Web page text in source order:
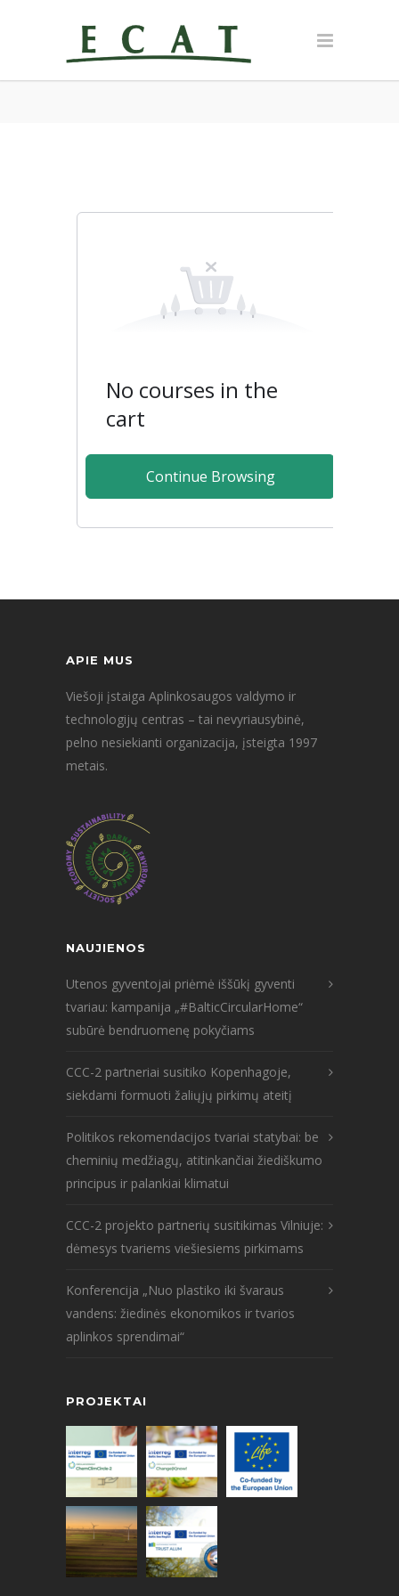
No courses in the
cart
Continue Browsing
APIE MUS
Viešoji įstaiga Aplinkosaugos valdymo ir
technologijų centras – tai nevyriausybinė,
pelno nesiekianti organizacija, įsteigta 1997
metais.
NAUJIENOS
Utenos gyventojai priėmė iššūkį gyventi
tvariau: kampanija „#BalticCircularHome“
subūrė bendruomenę pokyčiams
CCC-2 partneriai susitiko Kopenhagoje,
siekdami formuoti žaliųjų pirkimų ateitį
Politikos rekomendacijos tvariai statybai: be
cheminių medžiagų, atitinkančiai žiediškumo
principus ir palankiai klimatui
CCC-2 projekto partnerių susitikimas Vilniuje:
dėmesys tvariems viešiesiems pirkimams
Konferencija „Nuo plastiko iki švaraus
vandens: žiedinės ekonomikos ir tvarios
aplinkos sprendimai“
PROJEKTAI